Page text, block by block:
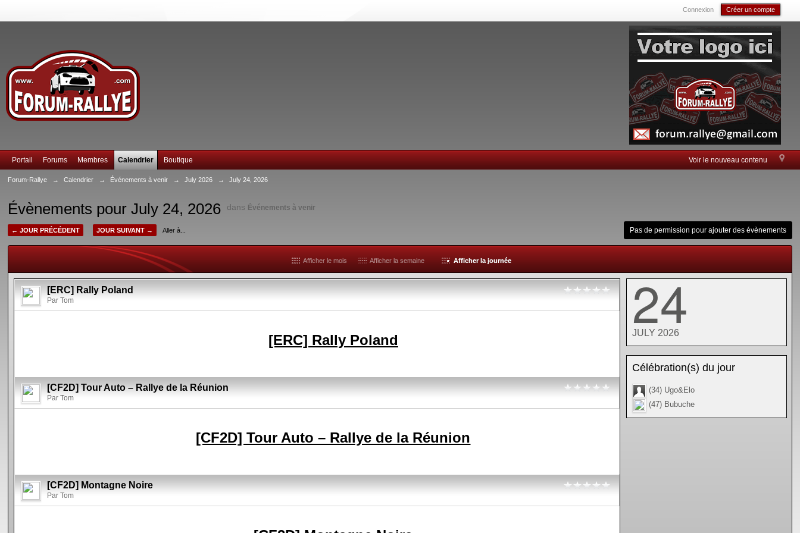
Connexion Créer un compte
Voir le nouveau contenu
Portail Forums Membres Calendrier Boutique
Forum-Rallye → Calendrier → Événements à venir → July 2026 → July 24, 2026
Évènements pour July 24, 2026 dans Événements à venir
← JOUR PRÉCÉDENT JOUR SUIVANT → Aller à... Pas de permission pour ajouter des évènements
Afficher le mois Afficher la semaine Afficher la journée
[ERC] Rally Poland
Par Tom
[ERC] Rally Poland
[CF2D] Tour Auto – Rallye de la Réunion
Par Tom
[CF2D] Tour Auto – Rallye de la Réunion
[CF2D] Montagne Noire
Par Tom
24
JULY 2026
Célébration(s) du jour
(34) Ugo&Elo
(47) Bubuche